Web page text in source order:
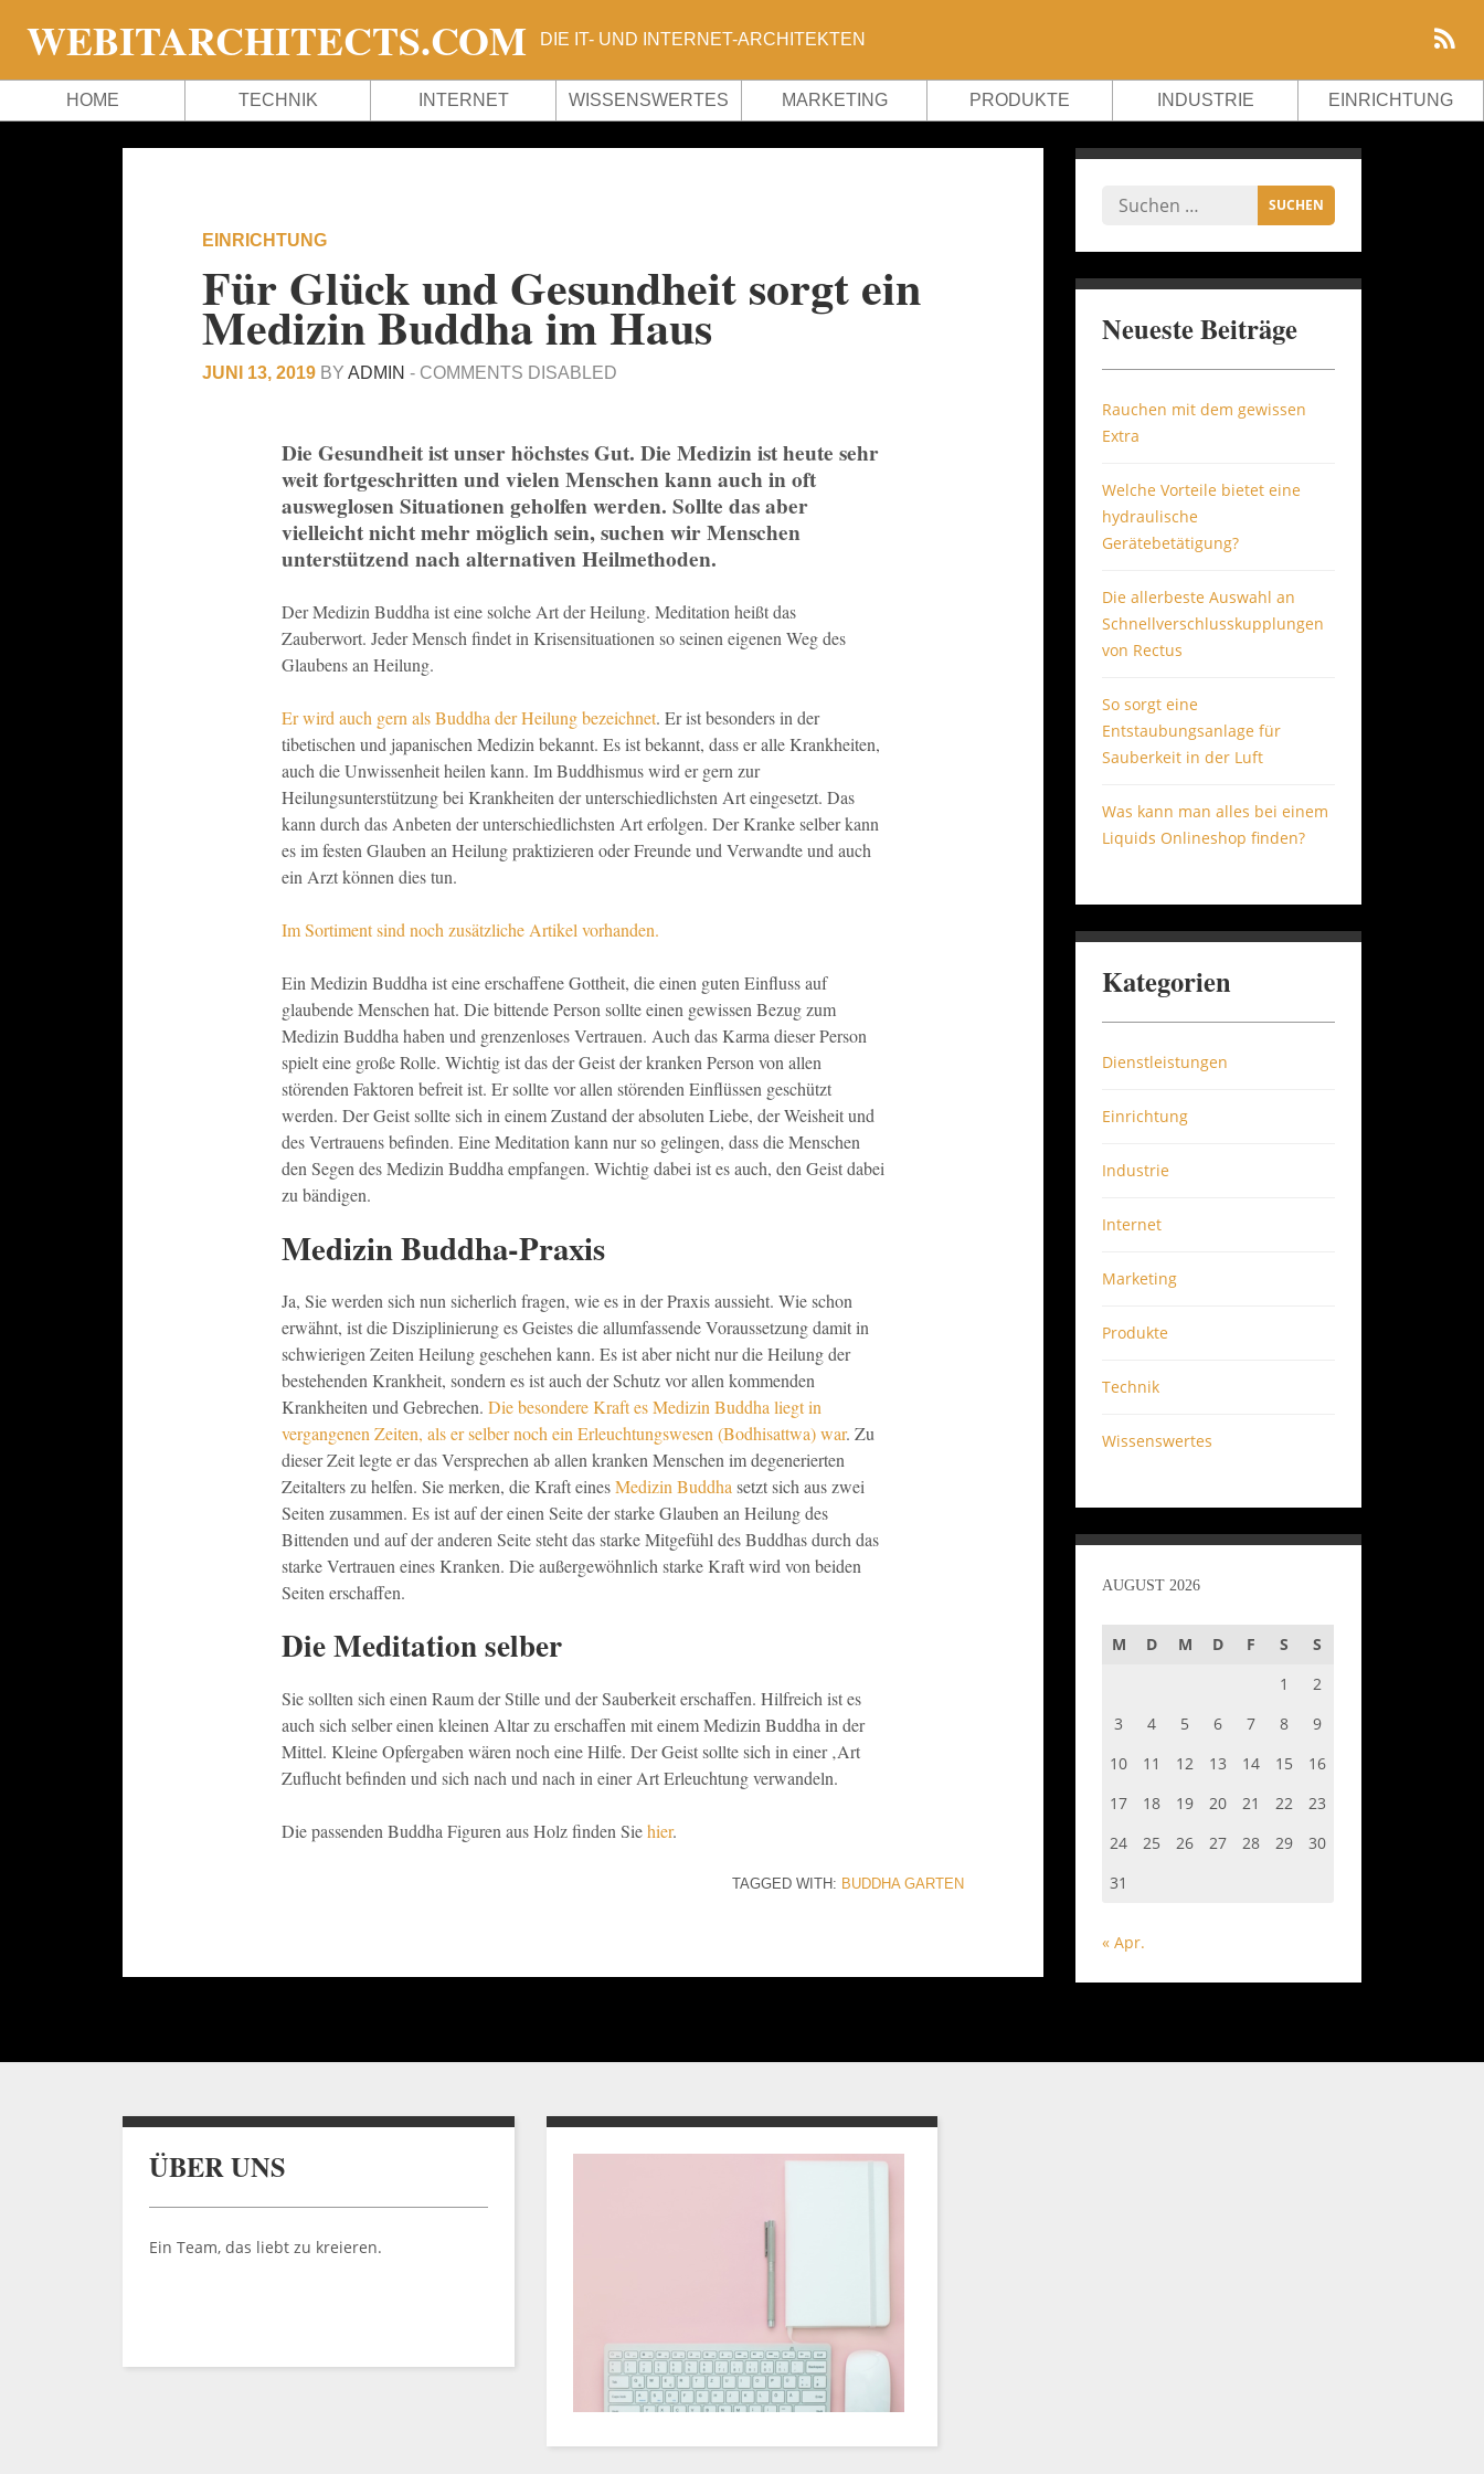
WEBITARCHITECTS.COM DIE IT- UND INTERNET-ARCHITEKTEN
HOME TECHNIK INTERNET WISSENSWERTES MARKETING PRODUKTE INDUSTRIE EINRICHTUNG
EINRICHTUNG
Für Glück und Gesundheit sorgt ein
Medizin Buddha im Haus
JUNI 13, 2019 BY ADMIN - COMMENTS DISABLED
Die Gesundheit ist unser höchstes Gut. Die Medizin ist heute sehr
weit fortgeschritten und vielen Menschen kann auch in oft
ausweglosen Situationen geholfen werden. Sollte das aber
vielleicht nicht mehr möglich sein, suchen wir Menschen
unterstützend nach alternativen Heilmethoden.
Der Medizin Buddha ist eine solche Art der Heilung. Meditation heißt das
Zauberwort. Jeder Mensch findet in Krisensituationen so seinen eigenen Weg des
Glaubens an Heilung.
Er wird auch gern als Buddha der Heilung bezeichnet. Er ist besonders in der
tibetischen und japanischen Medizin bekannt. Es ist bekannt, dass er alle Krankheiten,
auch die Unwissenheit heilen kann. Im Buddhismus wird er gern zur
Heilungsunterstützung bei Krankheiten der unterschiedlichsten Art eingesetzt. Das
kann durch das Anbeten der unterschiedlichsten Art erfolgen. Der Kranke selber kann
es im festen Glauben an Heilung praktizieren oder Freunde und Verwandte und auch
ein Arzt können dies tun.
Im Sortiment sind noch zusätzliche Artikel vorhanden.
Ein Medizin Buddha ist eine erschaffene Gottheit, die einen guten Einfluss auf
glaubende Menschen hat. Die bittende Person sollte einen gewissen Bezug zum
Medizin Buddha haben und grenzenloses Vertrauen. Auch das Karma dieser Person
spielt eine große Rolle. Wichtig ist das der Geist der kranken Person von allen
störenden Faktoren befreit ist. Er sollte vor allen störenden Einflüssen geschützt
werden. Der Geist sollte sich in einem Zustand der absoluten Liebe, der Weisheit und
des Vertrauens befinden. Eine Meditation kann nur so gelingen, dass die Menschen
den Segen des Medizin Buddha empfangen. Wichtig dabei ist es auch, den Geist dabei
zu bändigen.
Medizin Buddha-Praxis
Ja, Sie werden sich nun sicherlich fragen, wie es in der Praxis aussieht. Wie schon
erwähnt, ist die Disziplinierung es Geistes die allumfassende Voraussetzung damit in
schwierigen Zeiten Heilung geschehen kann. Es ist aber nicht nur die Heilung der
bestehenden Krankheit, sondern es ist auch der Schutz vor allen kommenden
Krankheiten und Gebrechen. Die besondere Kraft es Medizin Buddha liegt in
vergangenen Zeiten, als er selber noch ein Erleuchtungswesen (Bodhisattwa) war. Zu
dieser Zeit legte er das Versprechen ab allen kranken Menschen im degenerierten
Zeitalters zu helfen. Sie merken, die Kraft einesMedizin Buddha setzt sich aus zwei
Seiten zusammen. Es ist auf der einen Seite der starke Glauben an Heilung des
Bittenden und auf der anderen Seite steht das starke Mitgefühl des Buddhas durch das
starke Vertrauen eines Kranken. Die außergewöhnlich starke Kraft wird von beiden
Seiten erschaffen.
Die Meditation selber
Sie sollten sich einen Raum der Stille und der Sauberkeit erschaffen. Hilfreich ist es
auch sich selber einen kleinen Altar zu erschaffen mit einem Medizin Buddha in der
Mittel. Kleine Opfergaben wären noch eine Hilfe. Der Geist sollte sich in einer ‚Art
Zuflucht befinden und sich nach und nach in einer Art Erleuchtung verwandeln.
Die passenden Buddha Figuren aus Holz finden Siehier.
TAGGED WITH: BUDDHA GARTEN
Neueste Beiträge
Rauchen mit dem gewissen
Extra
Welche Vorteile bietet eine
hydraulische
Gerätebetätigung?
Die allerbeste Auswahl an
Schnellverschlusskupplungen
von Rectus
So sorgt eine
Entstaubungsanlage für
Sauberkeit in der Luft
Was kann man alles bei einem
Liquids Onlineshop finden?
Kategorien
Dienstleistungen
Einrichtung
Industrie
Internet
Marketing
Produkte
Technik
Wissenswertes
AUGUST 2026
M D M D F S
S
1
2
3
4 5 6 7 8
9
10
11 12 13 14 15
16
17
18 19 20 21 22
23
24
25 26 27 28 29
30
31
« Apr.
ÜBER UNS
Ein Team, das liebt zu kreieren.